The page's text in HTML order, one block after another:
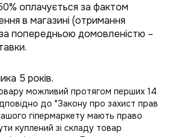
оплачується за фактом
в магазині (отримання
попередньою домовленістю –
5 років.
можливий протягом перших 14
до "Закону про захист прав
гіпермаркету мають право
куплений зі складу товар